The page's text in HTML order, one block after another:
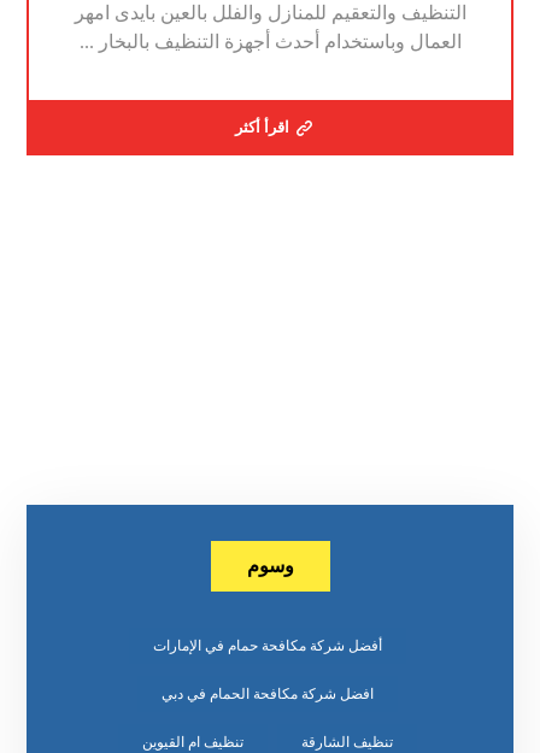
التنظيف والتعقيم للمنازل والفلل بالعين بايدى امهر
العمال وباستخدام أحدث أجهزة التنظيف بالبخار ...
اقرأ أكثر
وسوم
أفضل شركة مكافحة حمام في الإمارات
افضل شركة مكافحة الحمام في دبي
تنظيف الشارقة تنظيف ام القيوين